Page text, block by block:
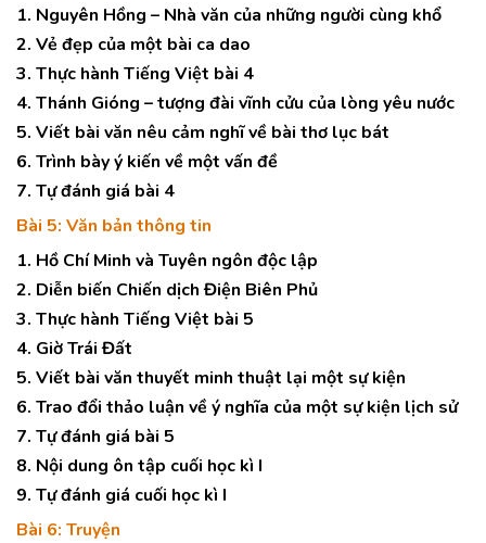
1. Nguyên Hồng – Nhà văn của những người cùng khổ
2. Vẻ đẹp của một bài ca dao
3. Thực hành Tiếng Việt bài 4
4. Thánh Gióng – tượng đài vĩnh cửu của lòng yêu nước
5. Viết bài văn nêu cảm nghĩ về bài thơ lục bát
6. Trình bày ý kiến về một vấn đề
7. Tự đánh giá bài 4
Bài 5: Văn bản thông tin
1. Hồ Chí Minh và Tuyên ngôn độc lập
2. Diễn biến Chiến dịch Điện Biên Phủ
3. Thực hành Tiếng Việt bài 5
4. Giờ Trái Đất
5. Viết bài văn thuyết minh thuật lại một sự kiện
6. Trao đổi thảo luận về ý nghĩa của một sự kiện lịch sử
7. Tự đánh giá bài 5
8. Nội dung ôn tập cuối học kì I
9. Tự đánh giá cuối học kì I
Bài 6: Truyện